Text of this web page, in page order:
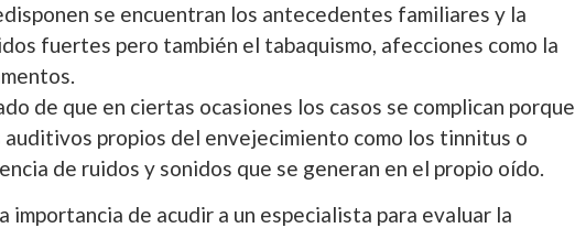
se encuentran los antecedentes familiares y la
fuertes pero también el tabaquismo, afecciones como la
de que en ciertas ocasiones los casos se complican porque
auditivos propios del envejecimiento como los tinnitus o
de ruidos y sonidos que se generan en el propio oído.
importancia de acudir a un especialista para evaluar la